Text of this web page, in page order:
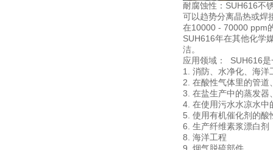
耐腐蚀性：SUH616不
可以趋势分离晶热或焊
在10000 - 70000 ppm
SUH616年在其他化学
洁。
应用领域： SUH616
1. 消防、水净化、海
2. 在酸性气体里的管
3. 在盐生产中的蒸发
4. 在使用污水水凉水
5. 使用有机催化剂的
6. 生产纤维素浆漂白剂
8. 海洋工程